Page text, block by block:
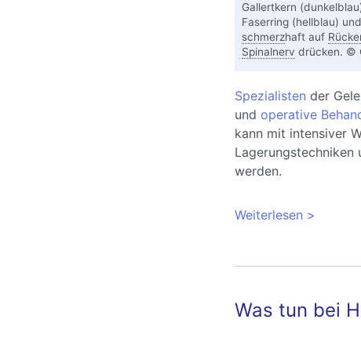
Gallertkern
Faserring (hellblau)
schmerzhaft auf
Spinalnerv drücken. ©
Spezialisten der
und operative
kann mit intensiver
Lagerungstechniken
werden.
Weiterlesen über
Was tun bei